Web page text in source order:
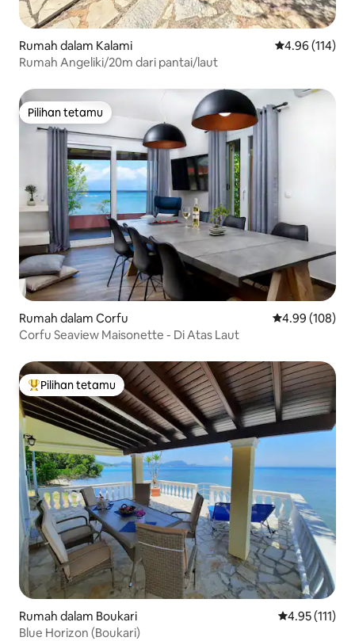
Rumah dalam Kalami Penarafan
4.96 (114)
Rumah Angeliki/20m dari pantai/laut
Pilihan tetamu
Pilihan tetamu
Rumah dalam Corfu Penarafan
4.99 (108)
Corfu Seaview Maisonette - Di Atas Laut
Pilihan utama tetamu
Pilihan tetamu
Rumah dalam Boukari Penarafan
4.95 (111)
Blue Horizon (Boukari)